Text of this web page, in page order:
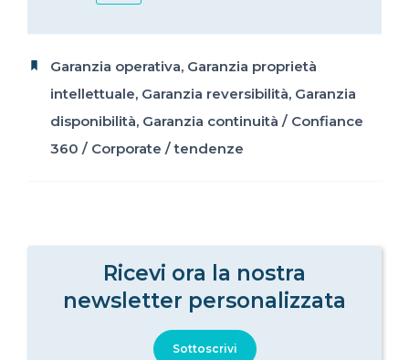
Garanzia operativa, Garanzia proprietà
intellettuale, Garanzia reversibilità, Garanzia
disponibilità, Garanzia continuità / Confiance
360 / Corporate /tendenze
Ricevi ora la nostra
newsletter personalizzata
Sottoscrivi